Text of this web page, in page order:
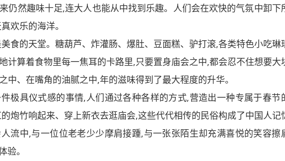
仍然趣味十足,连大人也能从中找到乐趣。人们会在欢快的气氛中卸下
欢乐的海洋。
的天堂。糖葫芦、炸灌肠、爆肚、豆面糕、驴打滚,各类特色小吃琳
计算着食物里每一焦耳的卡路里,只要置身庙会之中,都会忍不住想要大
中、在嘴角的油腻之中,年的滋味得到了最大程度的升华。
具仪式感的事情,人们通过各种各样的方式,营造出一种专属于春节
炮竹响起来、穿上新衣去逛庙会,这些代代相传的民俗构成了中国人记
流中,与一位位老老少少摩肩接踵,与一张张陌生却充满喜悦的笑容擦
验。